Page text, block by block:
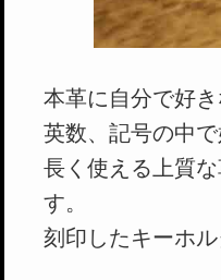
本革に自分で好
英数、記号の中
長く使える上質
す。
刻印したキーホ